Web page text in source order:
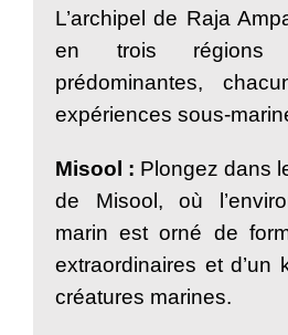
L’archipel de Raja
en trois régions
prédominantes,
expériences sous-
Misool : Plongez dans
de Misool, où
marin est orné de
extraordinaires et d’un
créatures marines.